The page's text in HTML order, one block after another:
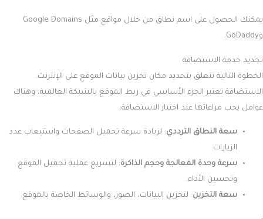
يمكنك الحصول على اسم نطاق من خلال مواقع مثل Google Domains
وGoDaddy.
تحديد خدمة الاستضافة
الخطوة التالية تتعلق بتحديد مكان تخزين بيانات الموقع على الإنترنت.
الاستضافة تعتبر الجزء الأساسي في ربط الموقع بالشبكة العالمية، وهناك
عوامل يجب مراعاتها عند اختيار الاستضافة:
سعة النطاق الترددي: لزيادة سرعة تحميل الصفحات واستيعاب عدد
الزيارات.
سرعة وحدة المعالجة وحجم الذاكرة: لتسريع عملية تحميل الموقع
وتحسين الأداء.
سعة التخزين: لتخزين البيانات، الصور، والوسائط الخاصة بالموقع.